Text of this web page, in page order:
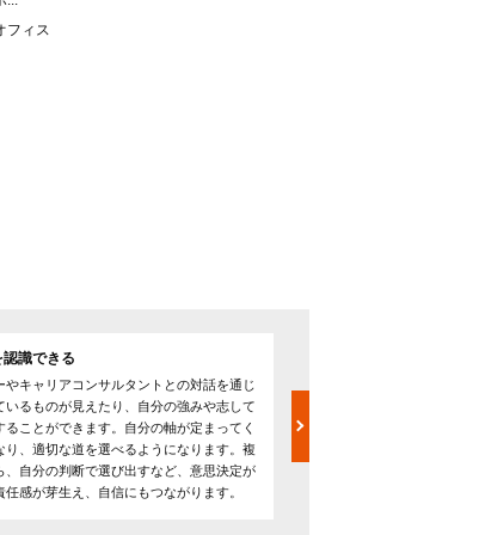
フィス
識できる
やキャリアコンサルタントとの対話を通じ
いるものが見えたり、自分の強みや志して
ることができます。自分の軸が定まってく
り、適切な道を選べるようになります。複
、自分の判断で選び出すなど、意思決定が
感が芽生え、自信にもつながります。